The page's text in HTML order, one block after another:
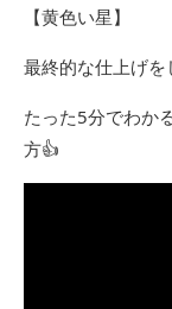
【黄色い星】
最終的な仕上げを
たった5分でわか
方👍